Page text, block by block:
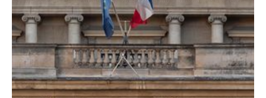
l’article
38
de
la
Constitution
: